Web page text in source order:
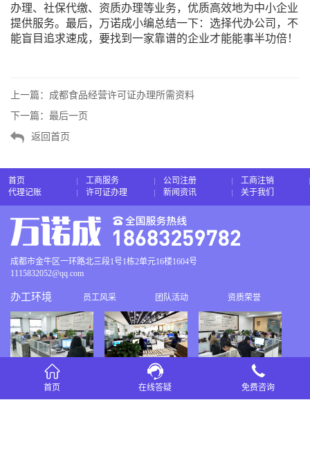
办理、社保代缴、资质办理等业务，优质高效地为中小企业
提供服务。最后，万诺成小编总结一下：选择代办公司，不
能盲目追求速成，要找到一家靠谱的企业才能能事半功倍！
上一篇： 成都食品经营许可证办理所需资料
下一篇： 最后一页
返回首页
首页 工商服务 公司注册
工商注销
代理记账
许可证办理 新闻资讯 关于我们
成都市金牛区一环路北三段1号1栋2单元16楼1604号
1115832052@qq.com
办工环境 员工风采 团队活动 资质荣誉
首页 在线答疑 免费咨询